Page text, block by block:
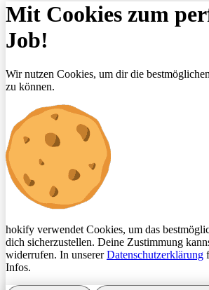
Mit Cookies zum
Job!
Wir nutzen Cookies, um dir die
zu können.
hokify verwendet Cookies, um das
dich sicherzustellen. Deine Zustimmung
widerrufen. In unsererDatenschutzerklärung
Infos.